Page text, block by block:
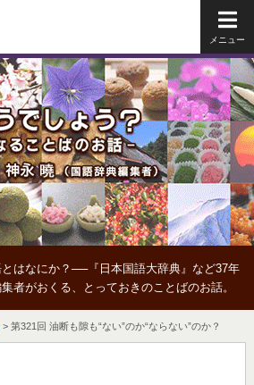
はなにか？──『日本国語大辞典』など37年
者がおくる、とっておきのことばのお話。
> 第321回 油断も隙も“ない”のか“ならない”のか？